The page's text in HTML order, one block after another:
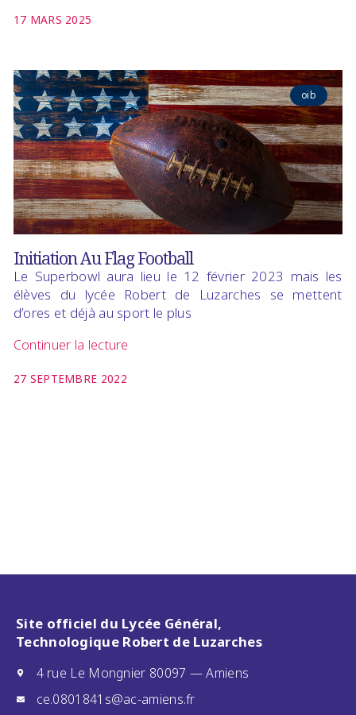
17 MARS 2025
oib
Initiation Au Flag Football
Le Superbowl aura lieu le 12 février 2023 mais les
élèves du lycée Robert de Luzarches se mettent
d’ores et déjà au sport le plus
Continuer la lecture
27 SEPTEMBRE 2022
Site officiel du Lycée Général,
Technologique Robert de Luzarches
4 rue Le Mongnier 80097 — Amiens
ce.0801841s@ac-amiens.fr